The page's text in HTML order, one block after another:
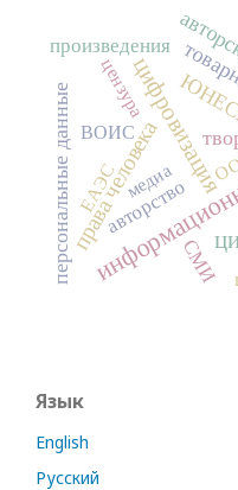
цифровизация
права человека
персональные данные авторство
произведения
СМИ
ВОИС
цензура
медиа
ЕАЭС
Язык
English
Русский